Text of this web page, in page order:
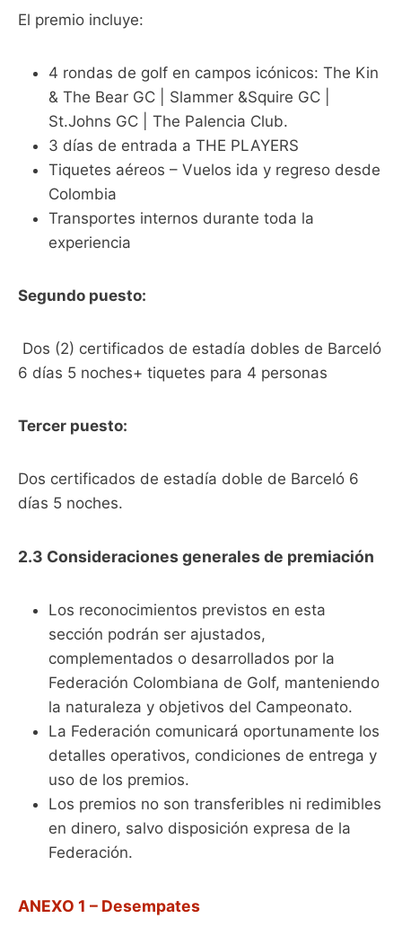
El premio incluye:
4 rondas de golf en campos icónicos: The Kin
& The Bear GC | Slammer &Squire GC |
St.Johns GC | The Palencia Club.
3 días de entrada a THE PLAYERS
Tiquetes aéreos – Vuelos ida y regreso desde
Colombia
Transportes internos durante toda la
experiencia
Segundo puesto:
Dos (2) certificados de estadía dobles de Barceló
6 días 5 noches+ tiquetes para 4 personas
Tercer puesto:
Dos certificados de estadía doble de Barceló 6
días 5 noches.
2.3 Consideraciones generales de premiación
Los reconocimientos previstos en esta
sección podrán ser ajustados,
complementados o desarrollados por la
Federación Colombiana de Golf, manteniendo
la naturaleza y objetivos del Campeonato.
La Federación comunicará oportunamente los
detalles operativos, condiciones de entrega y
uso de los premios.
Los premios no son transferibles ni redimibles
en dinero, salvo disposición expresa de la
Federación.
ANEXO 1 – Desempates